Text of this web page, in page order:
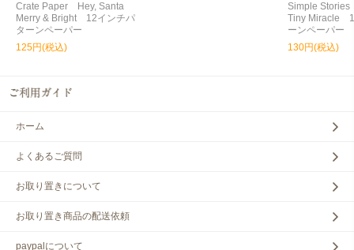
Crate Paper Hey, Santa
Merry & Bright 12インチパ
ターンペーパー
125円(税込)
Simple
Tiny Miracle
ーンペーパー
130円(税込)
ホーム
よくあるご質問
お取り置きについて
お取り置き商品の配送依頼
paypalについて